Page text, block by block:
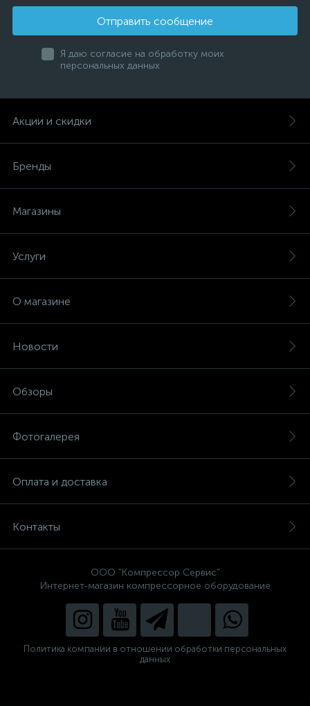
Отправить сообщение
Я даю согласие на обработку моих
персональных данных
Акции и скидки
Бренды
Магазины
Услуги
О магазине
Новости
Обзоры
Фотогалерея
Оплата и доставка
Контакты
ООО "Компрессор Сервис"
Интернет-магазин компрессорное оборудование
Политика компании в отношении обработки персональных
данных